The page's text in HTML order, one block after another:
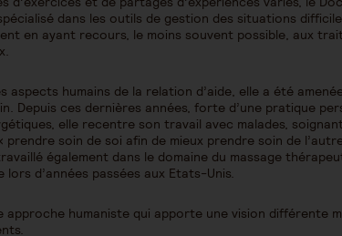
dans les outils de gestion des situations
en ayant recours, le moins souvent possible, aux
aspects humains de la relation d’aide, elle a été
Depuis ces dernières années, forte d’une pratique
elle recentre son travail avec malades,
prendre soin de soi afin de mieux prendre soin de
également dans le domaine du massage
lors d’années passées aux Etats-Unis.
approche humaniste qui apporte une vision différente